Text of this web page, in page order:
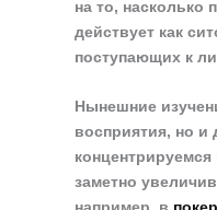
на то, насколько
действует как
поступающих к
Нынешние
восприятия, но и
концентрируемся
заметно